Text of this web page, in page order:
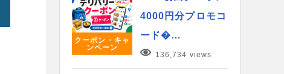
クーポン・キャ
ンペーン
4000円分プロモコ
ード�…
136,734 views